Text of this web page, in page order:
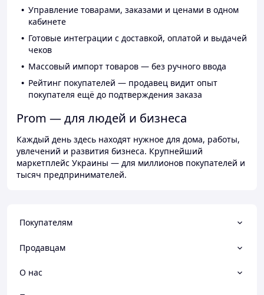
Управление товарами, заказами и ценами в одном
кабинете
Готовые интеграции с доставкой, оплатой и выдачей
чеков
Массовый импорт товаров — без ручного ввода
Рейтинг покупателей — продавец видит опыт
покупателя ещё до подтверждения заказа
Prom — для людей и бизнеса
Каждый день здесь находят нужное для дома, работы,
увлечений и развития бизнеса. Крупнейший
маркетплейс Украины — для миллионов покупателей и
тысяч предпринимателей.
Покупателям
Продавцам
О нас